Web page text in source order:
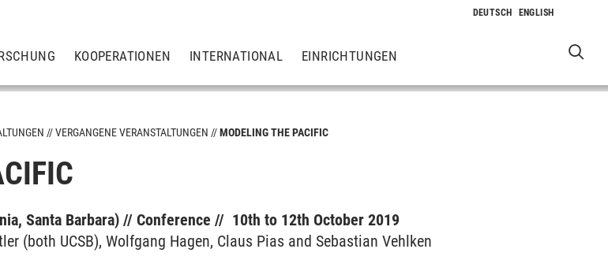
KOOPERATIONEN INTERNATIONAL EINRICHTUNGEN
VERGANGENE VERANSTALTUNGEN MODELING THE PACIFIC
Santa Barbara) // Conference // 10th to 12th Oc­to­ber 2019
(both UCSB), Wolfgang Hagen, Claus Pias and Sebastian Vehlken